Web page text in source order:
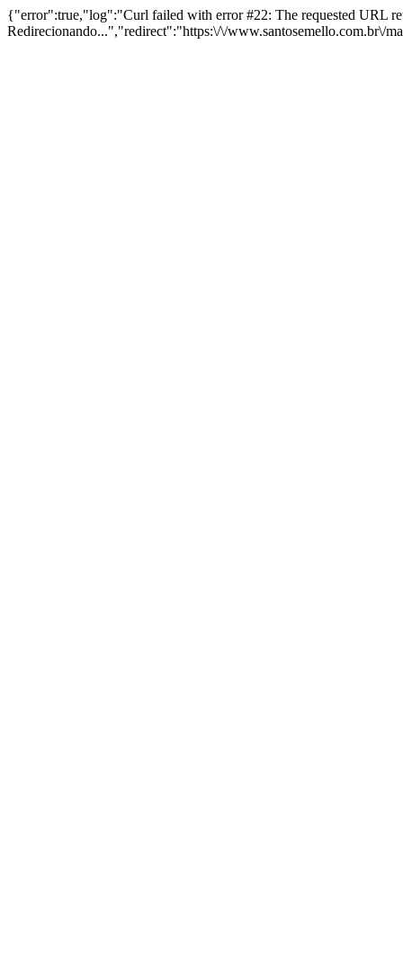
{"error":true,"log":"Curl failed with error #22: The requested URL
Redirecionando...","redirect":"https:\/\/www.santosemello.com.br\/